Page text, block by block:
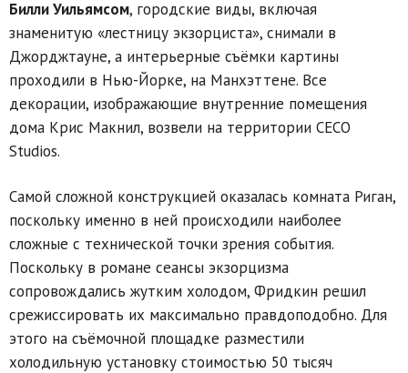
Билли Уильямсом, городские виды, включая
знаменитую «лестницу экзорциста», снимали в
Джорджтауне, а интерьерные съёмки картины
проходили в Нью-Йорке, на Манхэттене. Все
декорации, изображающие внутренние помещения
дома Крис Макнил, возвели на территории CECO
Studios.
Самой сложной конструкцией оказалась комната Риган,
поскольку именно в ней происходили наиболее
сложные с технической точки зрения события.
Поскольку в романе сеансы экзорцизма
сопровождались жутким холодом, Фридкин решил
срежиссировать их максимально правдоподобно. Для
этого на съёмочной площадке разместили
холодильную установку стоимостью 50 тысяч